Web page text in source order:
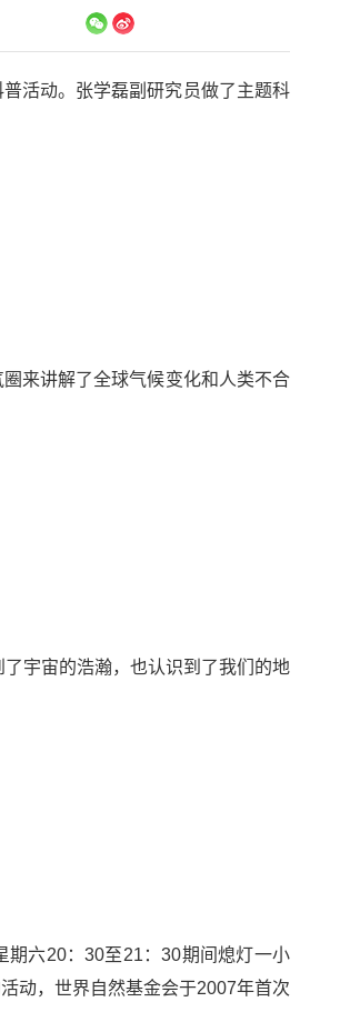
活动。张学磊副研究员做了主题科
来讲解了全球气候变化和人类不合
宇宙的浩瀚，也认识到了我们的地
六20：30至21：30期间熄灯一小
动，世界自然基金会于2007年首次